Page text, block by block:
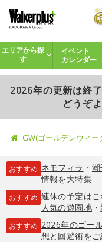
エリアから探
す
イベント
カレンダー
2026年の更新は終
どうぞ
GW(ゴールデンウィー
おすすめ ネモフィラ ・ 潮
情報を大特集
おすすめ 連休の予定は
人気の遊園地・
おすすめ 2026年のゴー
想と回避術をご